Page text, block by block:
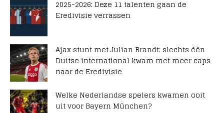
2025-2026: Deze 11 talenten gaan de
Eredivisie verrassen
Ajax stunt met Julian Brandt: slechts één
Duitse international kwam met meer caps
naar de Eredivisie
Welke Nederlandse spelers kwamen ooit
uit voor Bayern München?